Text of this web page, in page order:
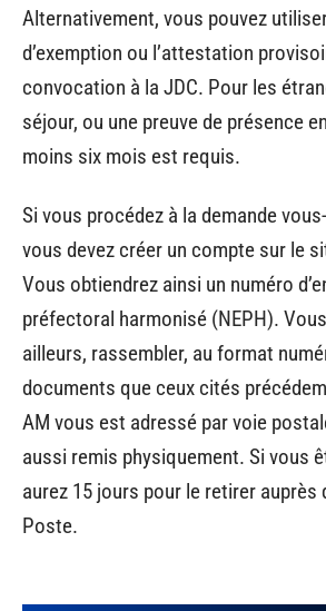
Alternativement, vous pouvez
d’exemption ou l’attestation
convocation à la JDC. Pour les
séjour, ou une preuve de présence
moins six mois est requis.
Si vous procédez à la demande
vous devez créer un compte sur le
Vous obtiendrez ainsi un numéro
préfectoral harmonisé (NEPH).
ailleurs, rassembler, au format
documents que ceux cités
AM vous est adressé par voie
aussi remis physiquement. Si vous
aurez 15 jours pour le retirer auprès
Poste.